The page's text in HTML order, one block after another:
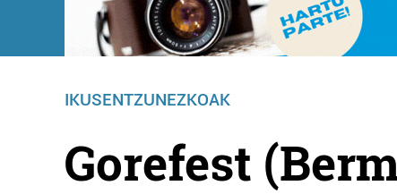
IKUSENTZUNEZKOAK
Gorefest